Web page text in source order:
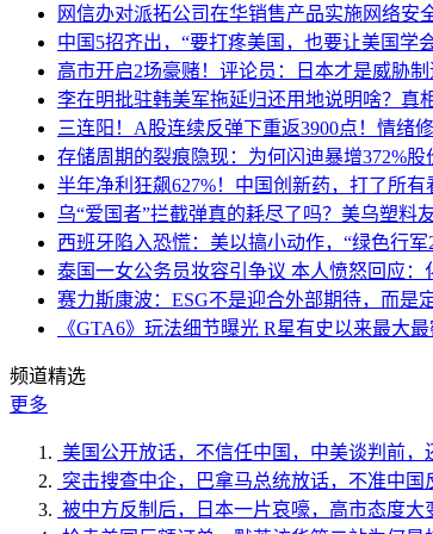
网信办对派拓公司在华销售产品实施网络安
中国5招齐出，“要打疼美国，也要让美国学
高市开启2场豪赌！评论员：日本才是威胁
李在明批驻韩美军拖延归还用地说明啥？真
三连阳！A股连续反弹下重返3900点！情绪
存储周期的裂痕隐现：为何闪迪暴增372%股
半年净利狂飙627%！中国创新药，打了所有
乌“爱国者”拦截弹真的耗尽了吗？美乌塑料
西班牙陷入恐慌：美以搞小动作，“绿色行军
泰国一女公务员妆容引争议 本人愤怒回应：
赛力斯康波：ESG不是迎合外部期待，而是
《GTA6》玩法细节曝光 R星有史以来最大
频道精选
更多
美国公开放话，不信任中国，中美谈判前，
突击搜查中企，巴拿马总统放话，不准中国
被中方反制后，日本一片哀嚎，高市态度大